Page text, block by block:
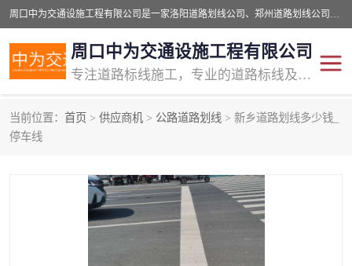
周口中为交通设施工程有限公司是一家洛阳道路划线公司、郑州道路划线公司、平顶山道路车位划线公司、开封车位划线公司、许昌道路车位划线公司、漯河道路车位划线公司，公司始终坚持“诚信、匠心、专注”的宗旨；我们的经营理念是：的服务。
周口中为交通设施工程有限公司
专注道路标线施工，专业的道路标线及交通设施施工服务商!
当前位置： 首页 > 供应商机 > 公路道路划线 > 新乡道路划线多少钱_
停车线
交通道路标线
道路标线划线 马路标线
道路划线